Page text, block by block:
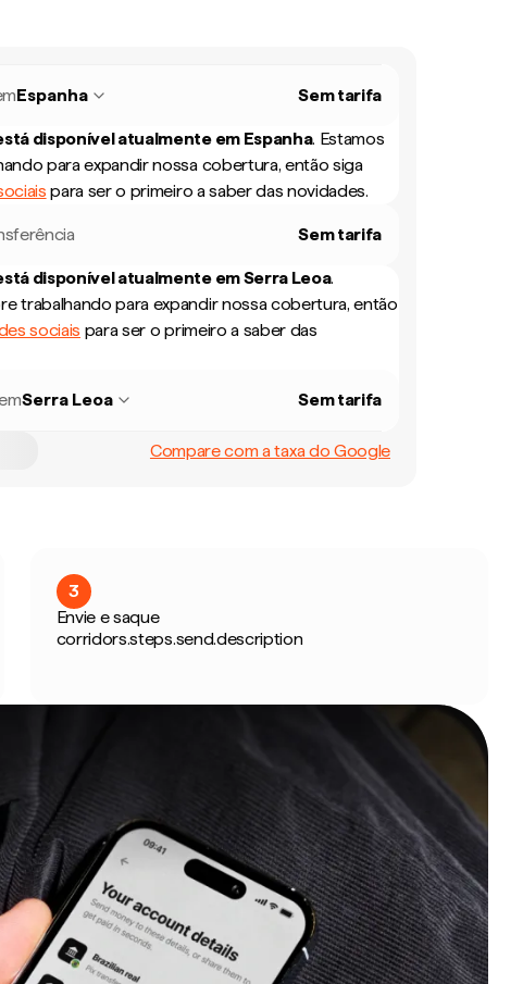
Espanha Sem tarifa
disponível atualmente em Espanha. Estamos
para expandir nossa cobertura, então siga
para ser o primeiro a saber das novidades.
Sem tarifa
disponível atualmente emSerra Leoa.
trabalhando para expandir nossa cobertura, então
sociais para ser o primeiro a saber das
Serra Leoa Sem tarifa
Compare com a taxa do Google
3
Envie e saque
corridors.steps.send.description